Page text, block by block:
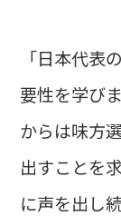
「日本代表
要性を学び
からは味方
出すことを
に声を出し